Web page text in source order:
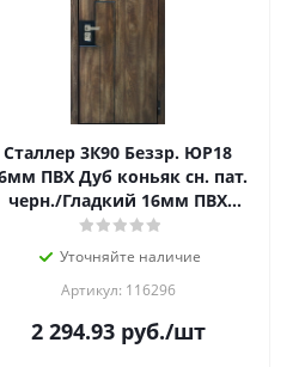
Сталлер 3К90 Беззр. ЮР18
ПВХ Дуб коньяк сн. пат.
черн./Гладкий 16мм ПВХ
Бетон серый вы-т 60 вер
Уточняйте наличие
Артикул: 116296
2 294.93руб./шт